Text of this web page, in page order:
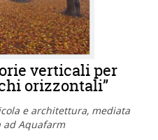
verticali per
orizzontali”
e architettura, mediata
ad Aquafarm